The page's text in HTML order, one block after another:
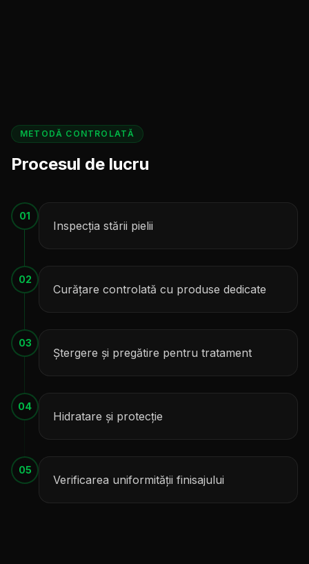
METODĂ CONTROLATĂ
Procesul de lucru
01
Inspecția stării pielii
02
Curățare controlată cu produse dedicate
03
Ștergere și pregătire pentru tratament
04
Hidratare și protecție
05
Verificarea uniformității finisajului